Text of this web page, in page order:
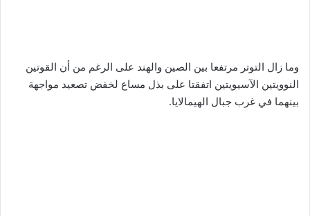
وما زال التوتر مرتفعا بين الصين والهند على الرغم من أن القوتين
النوويتين الآسيويتين اتفقتا على بذل مساع لخفض تصعيد مواجهة
بينهما في غرب جبال الهيمالايا.